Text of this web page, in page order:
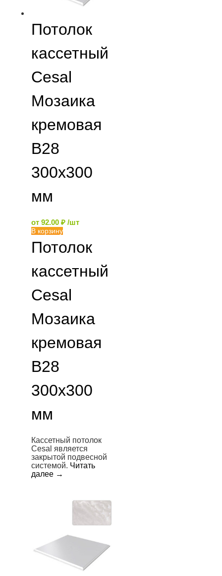
Потолок
кассетный
Cesal
Мозаика
кремовая
B28
300х300
мм
от 92.00 ₽ /шт
В корзину
Потолок
кассетный
Cesal
Мозаика
кремовая
B28
300х300
мм
Кассетный потолок
Cesal является
закрытой подвесной
системой. Читать
далее →